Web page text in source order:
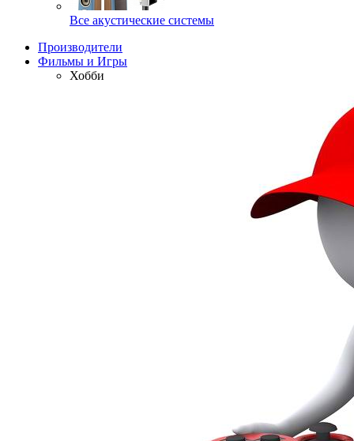
Все акустические системы
Производители
Фильмы и Игры
Хобби